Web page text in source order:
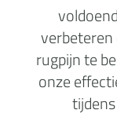
verbeteren
rugpijn te
onze